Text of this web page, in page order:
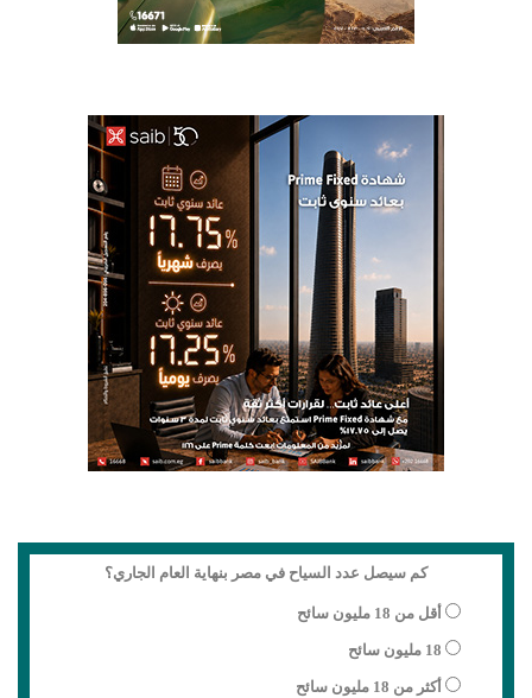
كم سيصل عدد السياح في مصر بنهاية العام الجاري؟
أقل من 18 مليون سائح
18 مليون سائح
أكثر من 18 مليون سائح